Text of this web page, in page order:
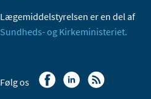
Lægemiddelstyrelsen er en del af
Sundheds- og Kirkeministeriet.
Følg os